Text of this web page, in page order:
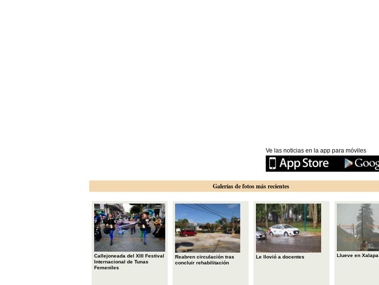
Ve las noticias en la app para móviles
Galerías de fotos más recientes
Callejoneada del XIII Festival
Internacional de Tunas
Femeniles
Reabren circulación tras
concluir rehabilitación
Le llovió a docentes Llueve en Xalapa